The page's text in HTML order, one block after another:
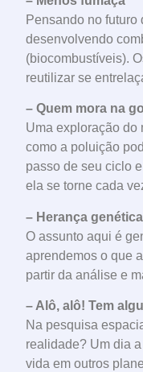
Pensando no futuro
desenvolvendo
(biocombustíveis).
reutilizar se
– Quem mora na
Uma exploração do
como a poluição
passo de seu ciclo
ela se torne cada
– Herança genética
O assunto aqui é
aprendemos o que
partir da análise e
– Alô, alô! Tem
Na pesquisa
realidade? Um dia
vida em outros